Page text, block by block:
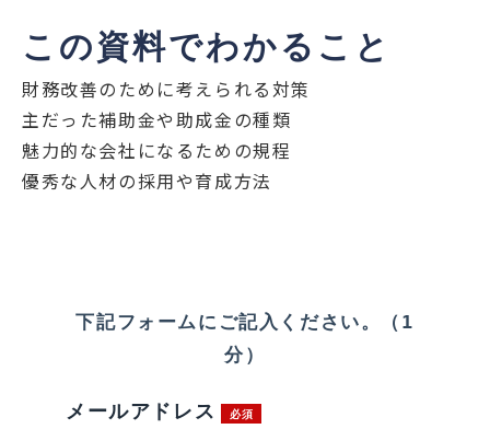
この資料でわかること
財務改善のために考えられる対策
主だった補助金や助成金の種類
魅力的な会社になるための規程
優秀な人材の採用や育成方法
下記フォームにご記入ください。（1
分）
メールアドレス